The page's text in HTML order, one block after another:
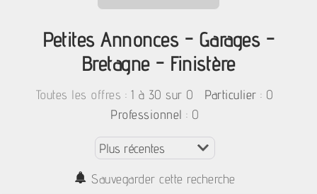
Petites Annonces - Garages -
Bretagne - Finistère
Toutes les offres : 1 à 30 sur 0 Particulier : 0
Professionnel : 0
Sauvegarder cette recherche